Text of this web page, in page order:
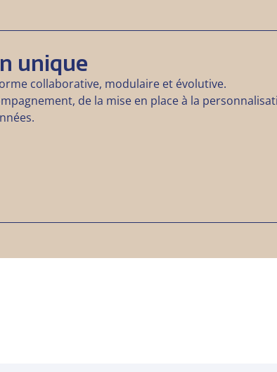
unique
collaborative, modulaire et évolutive.
de la mise en place à la